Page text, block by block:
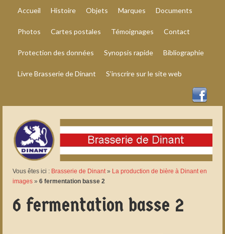
Accueil Histoire Objets Marques Documents
Photos Cartes postales Témoignages Contact
Protection des données Synopsis rapide Bibliographie
Livre Brasserie de Dinant S’inscrire sur le site web
Vous êtes ici : Brasserie de Dinant» La production de bière à Dinant en
images » 6 fermentation basse 2
6 fermentation basse 2